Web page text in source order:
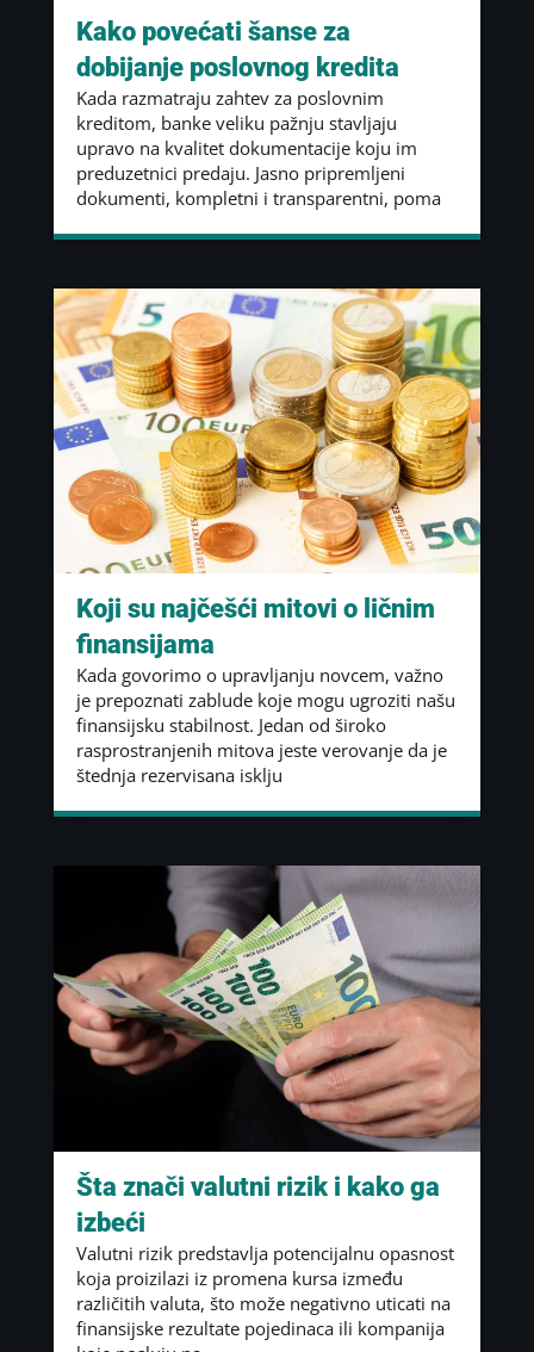
Kako povećati šanse za
dobijanje poslovnog kredita
Kada razmatraju zahtev za poslovnim
kreditom, banke veliku pažnju stavljaju
upravo na kvalitet dokumentacije koju im
preduzetnici predaju. Jasno pripremljeni
dokumenti, kompletni i transparentni, poma
Koji su najčešći mitovi o ličnim
finansijama
Kada govorimo o upravljanju novcem, važno
je prepoznati zablude koje mogu ugroziti našu
finansijsku stabilnost. Jedan od široko
rasprostranjenih mitova jeste verovanje da je
štednja rezervisana isklju
Šta znači valutni rizik i kako ga
izbeći
Valutni rizik predstavlja potencijalnu opasnost
koja proizilazi iz promena kursa između
različitih valuta, što može negativno uticati na
finansijske rezultate pojedinaca ili kompanija